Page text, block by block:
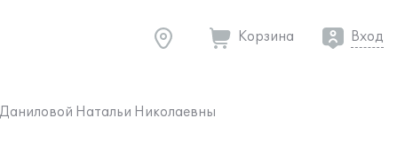
Корзина Вход
Натальи Николаевны